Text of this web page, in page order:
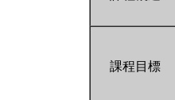
課程目標